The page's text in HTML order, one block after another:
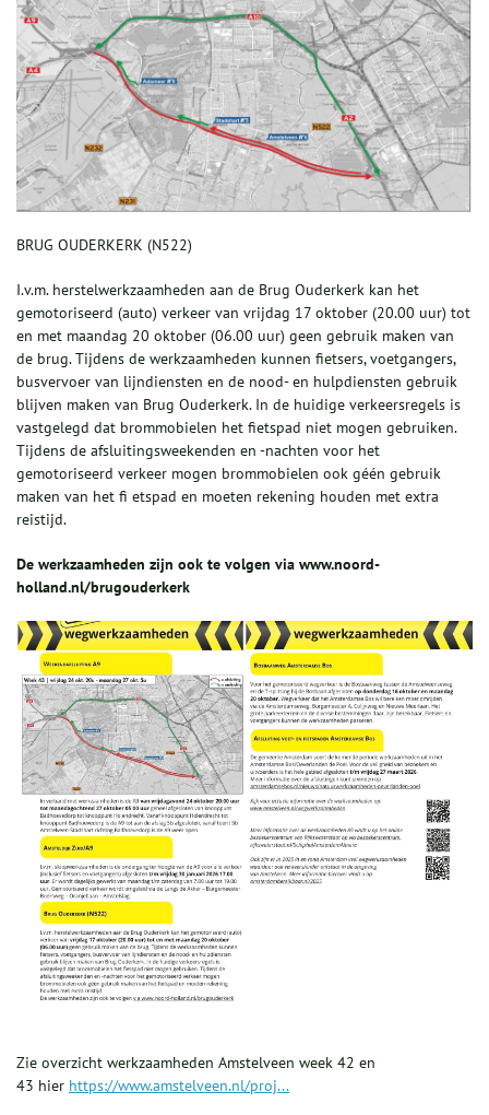
BRUG OUDERKERK (N522)
I.v.m. herstelwerkzaamheden aan de Brug Ouderkerk kan het
gemotoriseerd (auto) verkeer van vrijdag 17 oktober (20.00 uur) tot
en met maandag 20 oktober (06.00 uur) geen gebruik maken van
de brug. Tijdens de werkzaamheden kunnen fietsers, voetgangers,
busvervoer van lijndiensten en de nood- en hulpdiensten gebruik
blijven maken van Brug Ouderkerk. In de huidige verkeersregels is
vastgelegd dat brommobielen het fietspad niet mogen gebruiken.
Tijdens de afsluitingsweekenden en -nachten voor het
gemotoriseerd verkeer mogen brommobielen ook géén gebruik
maken van het fi etspad en moeten rekening houden met extra
reistijd.
De werkzaamheden zijn ook te volgen via www.noord-
holland.nl/brugouderkerk
Zie overzicht werkzaamheden Amstelveen week 42 en
43 hier https://www.amstelveen.nl/proj...